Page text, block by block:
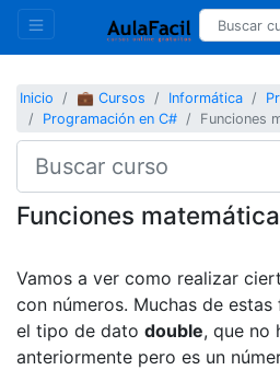
Inicio 💼 Cursos Informática
Programación en C#
Funciones
Funciones
Vamos a ver como realizar
con números. Muchas de
el tipo de dato double, que no
anteriormente pero es un